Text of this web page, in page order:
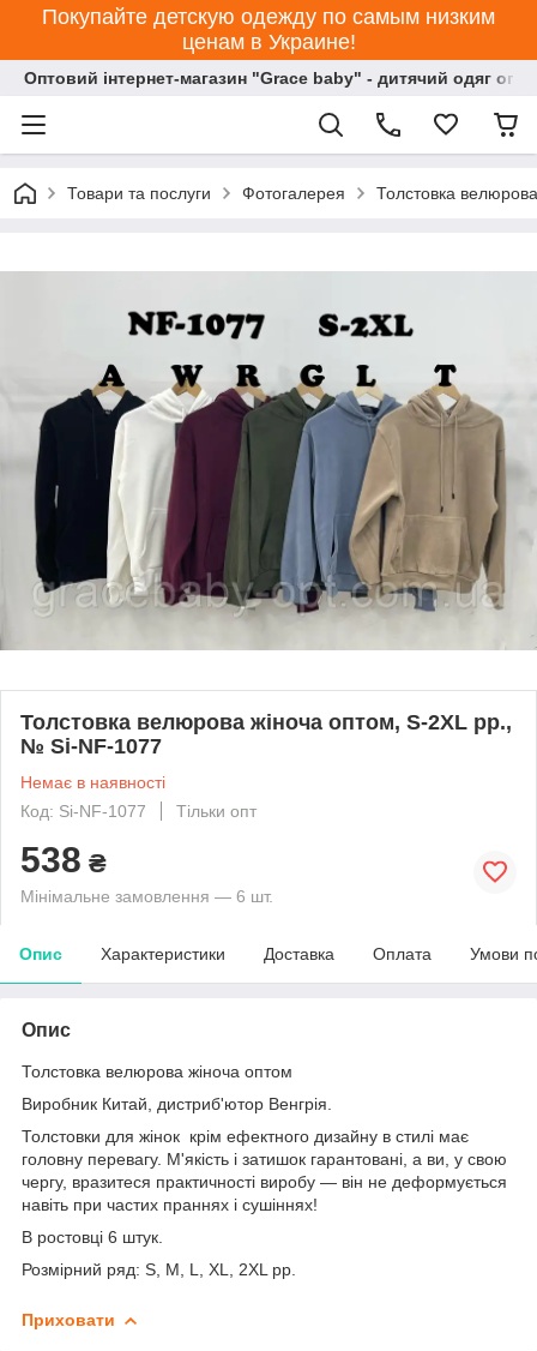
Покупайте детскую одежду по самым низким
ценам в Украине!
Оптовий інтернет-магазин "Grace baby" - дитячий одяг
Товари та послуги Фотогалерея Толстовка
Толстовка велюрова жіноча оптом, S-2XL рр.,
№ Si-NF-1077
Немає в наявності
Код: Si-NF-1077
Тільки опт
538 ₴
Мінімальне замовлення — 6 шт.
Опис Характеристики Доставка Оплата Умови
Опис
Толстовка велюрова жіноча оптом
Виробник Китай, дистриб'ютор Венгрія.
Толстовки для жінок крім ефектного дизайну в стилі має
головну перевагу. М'якість і затишок гарантовані, а ви, у свою
чергу, вразитеся практичності виробу — він не деформується
навіть при частих праннях і сушіннях!
В ростовці 6 штук.
Розмірний ряд: S, M, L, XL, 2XL рр.
Приховати